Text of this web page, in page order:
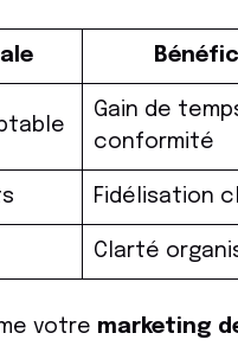
Gain de
conformité
Fidélisation
Clarté
votre marketing